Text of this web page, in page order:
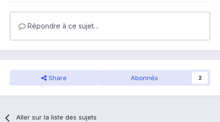
Répondre à ce sujet…
Share Abonnés 2
Aller sur la liste des sujets